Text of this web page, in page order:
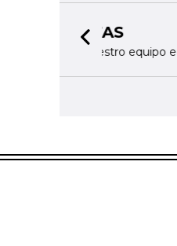
Previous slide